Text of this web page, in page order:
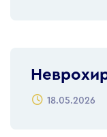
18.05.2026